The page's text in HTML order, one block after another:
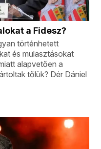
a Fidesz?
történhetett
és mulasztásokat
alapvetően a
tőlük? Dér Dániel